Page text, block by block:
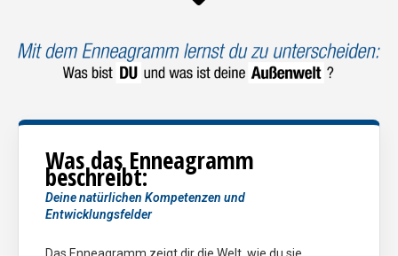
Was das Enneagramm
beschreibt:
Deine natürlichen Kompetenzen und
Entwicklungsfelder